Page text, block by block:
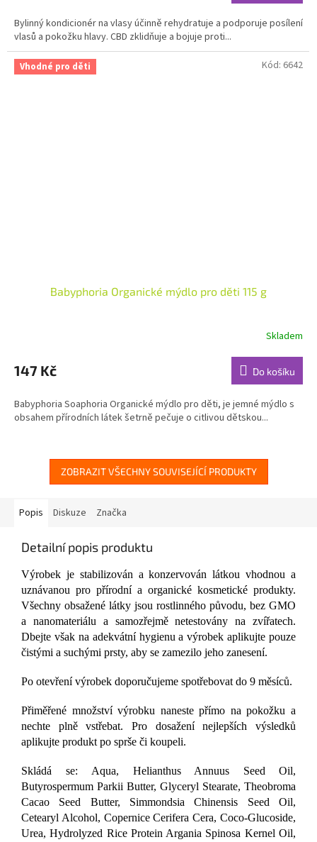
z
5
hvězdiček.
Bylinný kondicionér na vlasy účinně rehydratuje a podporuje posílení
vlasů a pokožku hlavy. CBD zklidňuje a bojuje proti...
Vhodné pro děti
Babyphoria Organické mýdlo pro děti 115 g
produktu
je
z
5
Skladem
147 Kč Do košíku
Babyphoria Soaphoria Organické mýdlo pro děti, je jemné mýdlo s
obsahem přírodních látek šetrně pečuje o citlivou dětskou...
Kód: 6642
ZOBRAZIT VŠECHNY SOUVISEJÍCÍ PRODUKTY
Popis Diskuze Značka
Detailní popis produktu
Výrobek je stabilizován a konzervován látkou vhodnou a
uznávanou pro přírodní a organické kosmetické produkty.
Všechny obsažené látky jsou rostlinného původu, bez GMO
a nanomateriálu a samozřejmě netestovány na zvířatech.
Dbejte však na adekvátní hygienu a výrobek aplikujte pouze
čistými a suchými prsty, aby se zamezilo jeho zanesení.
Po otevření výrobek doporučujeme spotřebovat do 9 měsíců.
Přiměřené množství výrobku naneste přímo na pokožku a
nechte plně vstřebat. Pro dosažení nejlepších výsledků
aplikujte produkt po sprše či koupeli.
Skládá se: Aqua, Helianthus Annuus Seed Oil,
Butyrospermum Parkii Butter, Glyceryl Stearate, Theobroma
Cacao Seed Butter, Simmondsia Chinensis Seed Oil,
Cetearyl Alcohol, Copernice Cerifera Cera, Coco-Glucoside,
Urea, Hydrolyzed Rice Protein Argania Spinosa Kernel Oil,